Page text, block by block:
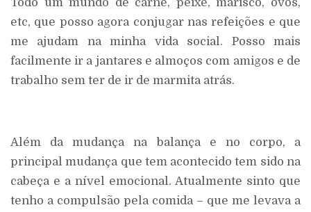
etc, que posso agora conjugar nas refeições e que
me ajudam na minha vida social. Posso mais
facilmente ir a jantares e almoços com amigos e de
trabalho sem ter de ir de marmita atrás.
Além da mudança na balança e no corpo, a
principal mudança que tem acontecido tem sido na
cabeça e a nível emocional. Atualmente sinto que
tenho a compulsão pela comida – que me levava a